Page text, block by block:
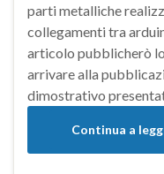
parti metalliche
collegamenti tra
articolo pubblicherò
arrivare alla
dimostrativo
Continua a